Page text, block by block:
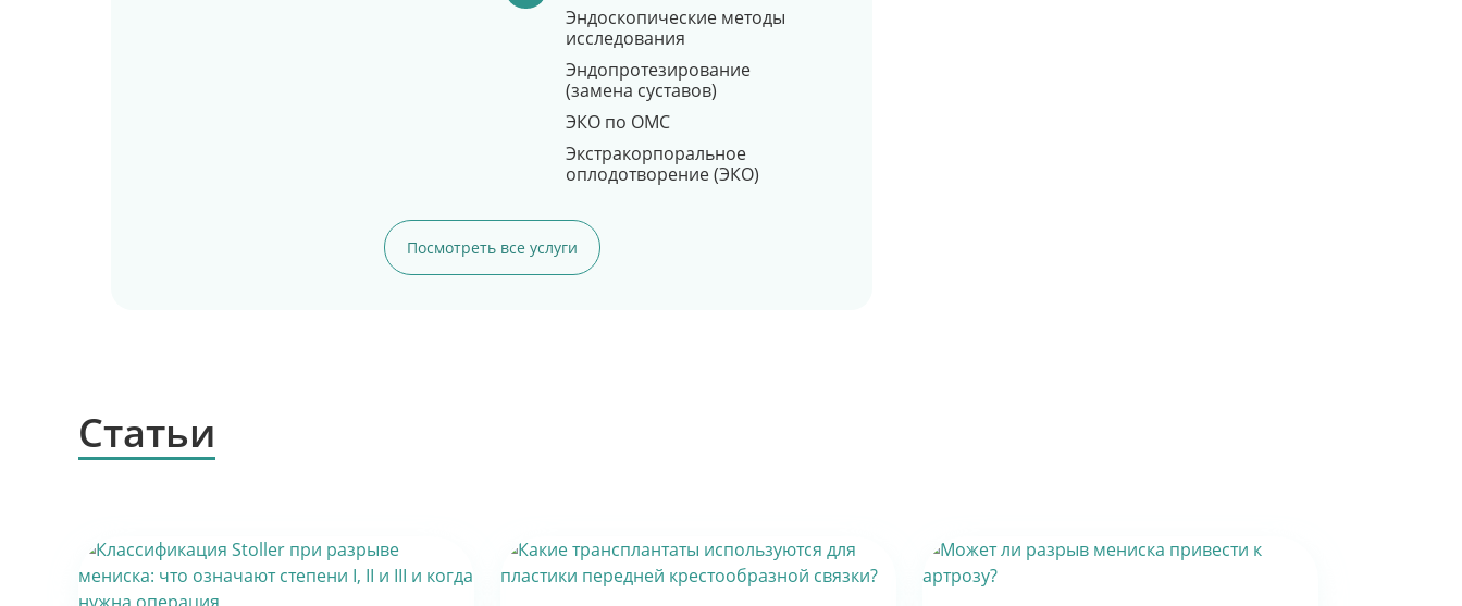
Эндоскопические методы
исследования
Эндопротезирование
(замена суставов)
ЭКО по ОМС
Экстракорпоральное
оплодотворение (ЭКО)
Посмотреть все услуги
Статьи